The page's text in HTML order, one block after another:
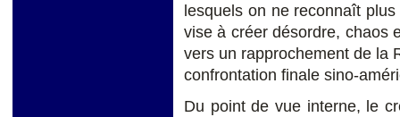
lesquels on ne reconnaît
vise à créer désordre, chaos
vers un rapprochement de la
confrontation finale sino-
Du point de vue interne, le